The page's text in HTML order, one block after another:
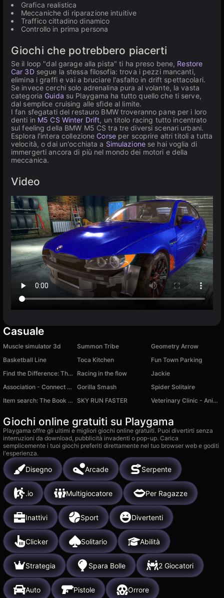
Grafica realistica
Meccaniche di riparazione intuitive
Traffico cittadino dinamico
Controllo in prima persona
Giochi che potrebbero piacerti
Se il loop "dal garage alla pista" ti ha preso bene, Restore
Car 3Dsegue la stessa filosofia: trova i pezzi mancanti,
elimina i graffi e vai a bruciare l'asfalto in drift spettacolari.
Se invece cerchi solo adrenalina pura al volante, la vasta
categoria Guida su Playgama ha tutto quello che ti serve,
dal semplice cruising alle sfide al limite.
I fan sfegatati del restauro BMW troveranno pane per i loro
denti in M5 CS Winter Drift, un titolo racing tutto incentrato
sul feeling della BMW M5 CS tra tre diversi scenari urbani.
Esplora l'intera collezione Corseper scoprire altri titoli a tutta
velocità, o dai un'occhiata a Simulazionese hai voglia di
immergerti ancora di più nel mondo dei motori e della
meccanica.
Video
Casuale
Muscle simulator 3d Summon Tribe
Geometry Arrow
Basketball Line
Toca Kitchen
Fun Town Parking
Find the Difference: The Simpsons
Racing in the flow
Jackie
Association - Connect Word
Gorilla Smash
Spider Solitaire
Item search: The Book of Wonders!
SKY RUN FASTER Veterinary Clinic - Animal Rescue
Giochi online gratuiti su Playgama
Playgama offre gli ultimi e migliori giochi online gratuiti. Puoi divertirti senza
interruzioni da download, pubblicità invadenti o pop-up. Carica
semplicemente i tuoi giochi preferiti direttamente nel tuo browser web e goditi
l'esperienza.
Disegno Arcade Serpente
.io Multigiocatore Per Ragazze
Inattivi Sport Divertenti
Clicker Solitario Abilità
Strategia Spara Bolle 2 Giocatori
Auto Pistole Orrore